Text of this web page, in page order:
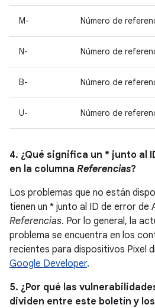
M- Número de
N- Número de
B- Número de
U- Número de
4. ¿Qué significa un * junto al
en la columna Referencias?
Los problemas que no están
tienen un * junto al ID de error de
Referencias. Por lo general, la
problema se encuentra en los
recientes para dispositivos Pixel
Google Developer.
5. ¿Por qué las
dividen entre este boletín y